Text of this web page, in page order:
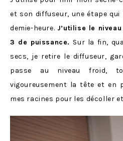
et son diffuseur, une étape
demie-heure. J’utilise le
3 de puissance. Sur la fin,
secs, je retire le diffuseur,
passe au niveau froid,
vigoureusement la tête et en
mes racines pour les décoller